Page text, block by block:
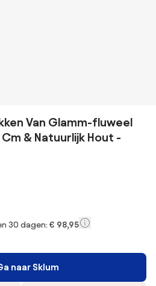
Van Glamm-fluweel
& Natuurlijk Hout -
30 dagen: € 98,95
naar Sklum